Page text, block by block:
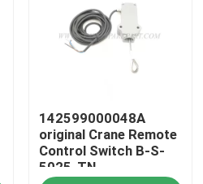
142599000048A
original Crane Remote
Control Switch B-S-
5025-TN